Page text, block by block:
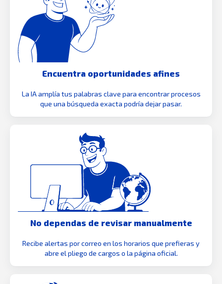
Encuentra oportunidades afines
La IA amplía tus palabras clave para encontrar procesos
que una búsqueda exacta podría dejar pasar.
No dependas de revisar manualmente
Recibe alertas por correo en los horarios que prefieras y
abre el pliego de cargos o la página oficial.